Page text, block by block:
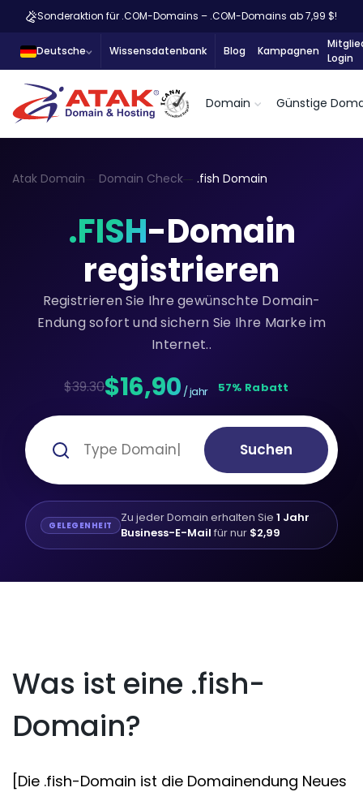
Sonderaktion für .COM-Domains – .COM-Domains ab 7,99 $!
Deutsche Wissensdatenbank Blog Kampagnen
Login
Domain Günstige
Atak Domain Domain Check .fish Domain
.FISH-Domain
registrieren
Registrieren Sie Ihre gewünschte Domain-
Endung sofort und sichern Sie Ihre Marke im
Internet..
$39.30$16,90 / jahr 57% Rabatt
Suchen
GELEGENHEIT Zu jeder Domain erhalten Sie 1 Jahr
Business-E-Mail für nur $2,99
Was ist eine .fish-
Domain?
[Die .fish-Domain ist die Domainendung Neues